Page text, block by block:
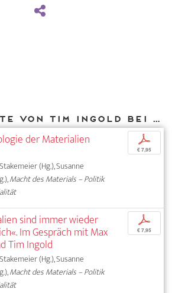
Weitere Texte von Tim Ingold bei DIAPHANES
der Materialien
(Hg.), Susanne
Macht des Materials – Politik
p
€ 7,95
sind immer wieder
Im Gespräch mit Max
Tim Ingold
(Hg.), Susanne
Macht des Materials – Politik
p
€ 7,95